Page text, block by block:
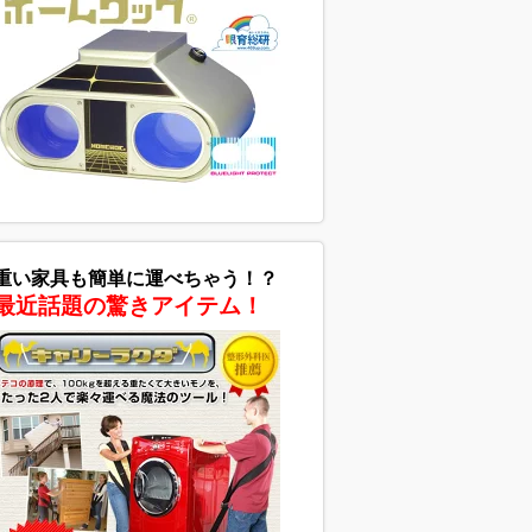
い家具も簡単に運べちゃう！？
近話題の驚きアイテム！